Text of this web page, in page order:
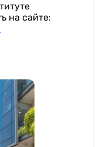
на сайте: